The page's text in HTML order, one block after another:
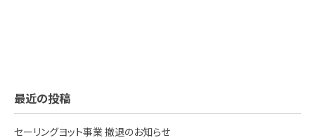
最近の投稿
セーリングヨット事業 撤退のお知らせ